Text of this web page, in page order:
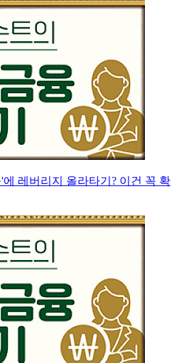
레버리지 올라타기? 이건 꼭 확